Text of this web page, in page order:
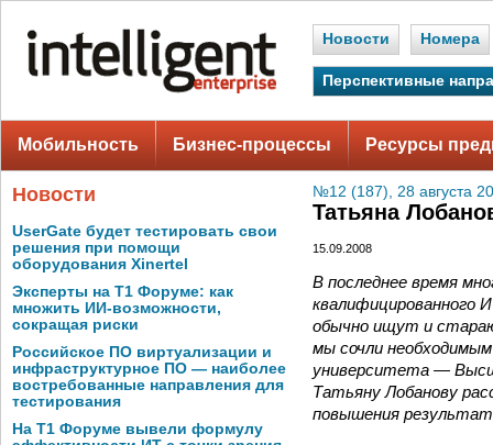
Новости Номера
Перспективные
Мобильность Бизнес-процессы Ресурсы
Новости
UserGate будет тестировать свои
решения при помощи
оборудования Xinertel
Эксперты на Т1 Форуме: как
множить ИИ-возможности,
сокращая риски
Российское ПО виртуализации и
инфраструктурное ПО — наиболее
востребованные направления для
тестирования
На Т1 Форуме вывели формулу
№12 (187), 28 августа
Татьяна
15.09.2008
В последнее время
квалифицированного
обычно ищут и
мы сочли
университета —
Татьяну Лобанову
повышения